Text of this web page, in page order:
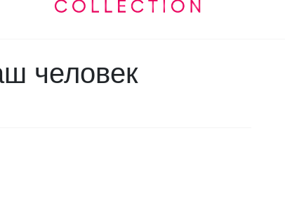
человек